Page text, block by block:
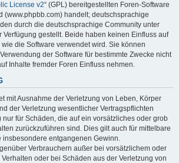
License v2“ (GPL) bereitgestellten Foren-Software
(www.phpbb.com) handelt; deutschsprachige
durch die deutschsprachige Community unter
Verfügung gestellt. Beide haben keinen Einfluss auf
wie die Software verwendet wird. Sie können
der Software für bestimmte Zwecke nicht
Inhalte fremder Foren Einfluss nehmen.
mit Ausnahme der Verletzung von Leben, Körper
der Verletzung wesentlicher Vertragspflichten
für Schäden, die auf ein vorsätzliches oder grob
zurückzuführen sind. Dies gilt auch für mittelbare
insbesondere entgangenen Gewinn.
Verbrauchern außer bei vorsätzlichem oder
oder bei Schäden aus der Verletzung von